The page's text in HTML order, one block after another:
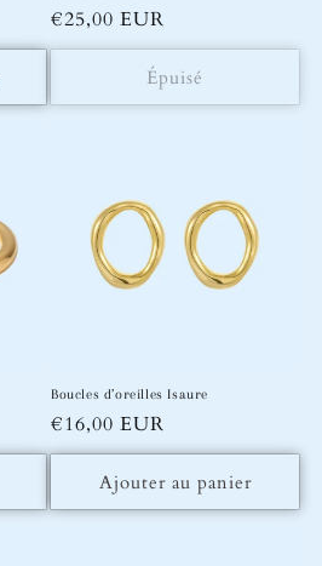
Prix
habituel
€25,00 EUR
Épuisé
Boucles d’oreilles Isaure
Prix
habituel
€16,00 EUR
Ajouter au panier